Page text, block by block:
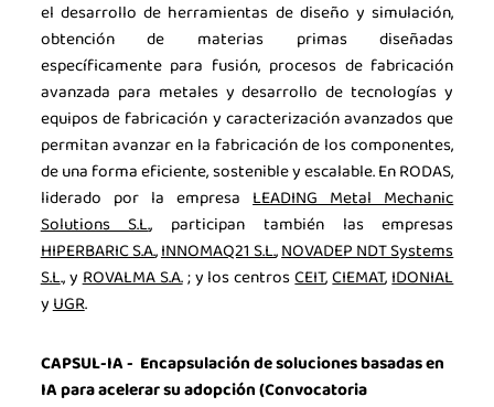
el desarrollo de herramientas de diseño y simulación,
obtención de materias primas diseñadas
específicamente para fusión, procesos de fabricación
avanzada para metales y desarrollo de tecnologías y
equipos de fabricación y caracterización avanzados que
permitan avanzar en la fabricación de los componentes,
de una forma eficiente, sostenible y escalable. En RODAS,
liderado por la empresaLEADING Metal Mechanic
Solutions S.L., participan también las empresas
HIPERBARIC S.A.,INNOMAQ21 S.L.,NOVADEP NDT Systems
S.L., yROVALMA S.A.; y los centrosCEIT,CIEMAT,IDONIAL
yUGR.
CAPSUL-IA - Encapsulación de soluciones basadas en
IA para acelerar su adopción (Convocatoria